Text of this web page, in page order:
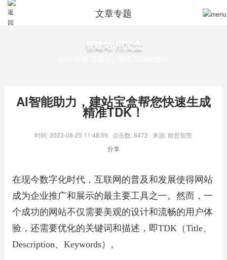
文章专题
智建站 用宝盒
AI智能助力，建站宝盒帮您快速生成
精准TDK！
时间: 2023-08-25 11:48:59 点击数: 8472 来源: 耐思智慧
分享
在现今数字化时代，互联网的普及和发展使得网站
成为企业推广和展示的最主要工具之一。然而，一
个成功的网站不仅需要美观的设计和流畅的用户体
验，还需要优化的关键词和描述，即TDK（Title、
Description、Keywords）。